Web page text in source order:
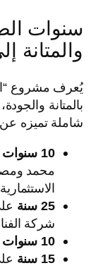
سنوات
والمتانة
بالمتانة
شاملة تميزه
10 سنوات
محمد
25 سنة
شركة
10 سنوات
15 سنة